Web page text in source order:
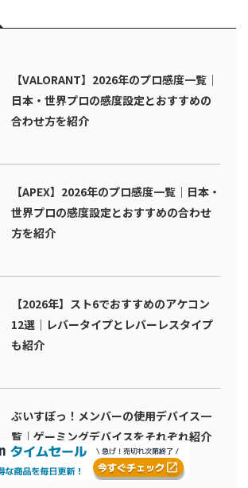
【VALORANT】2026年のプロ感度一覧｜
日本・世界プロの感度設定とおすすめの
合わせ方を紹介
【APEX】2026年のプロ感度一覧｜日本・
世界プロの感度設定とおすすめの合わせ
方を紹介
【2026年】スト6でおすすめのアケコン
12選｜レバータイプとレバーレスタイプ
も紹介
ぶいすぽっ！メンバーの使用デバイス一
覧｜ゲーミングデバイスをそれぞれ紹介